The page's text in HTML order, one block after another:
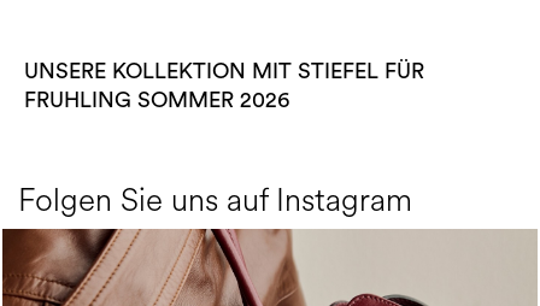
UNSERE KOLLEKTION MIT STIEFEL FÜR
FRUHLING SOMMER 2026
Folgen Sie uns auf Instagram